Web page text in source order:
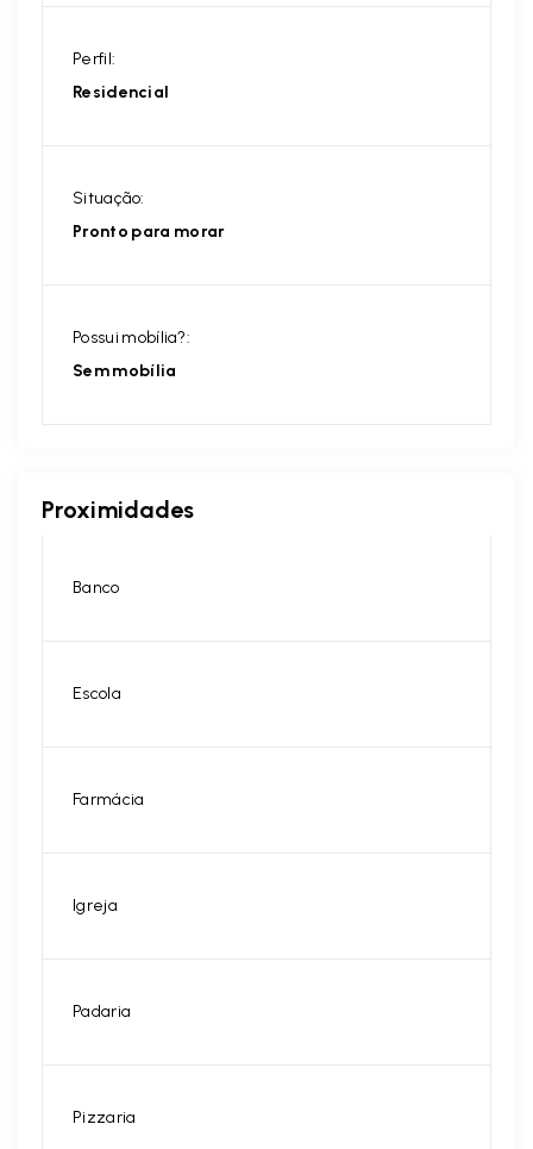
Perfil:
Residencial
Situação:
Pronto para morar
Possui mobília?:
Sem mobília
Proximidades
Banco
Escola
Farmácia
Igreja
Padaria
Pizzaria